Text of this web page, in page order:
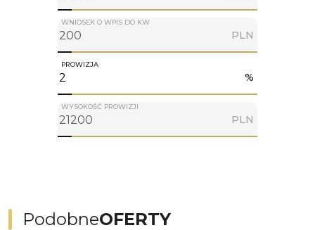
WNIOSEK O WPIS DO KW
PLN
PROWIZJA
%
WYSOKOŚĆ PROWIZJI
PLN
PodobneOFERTY